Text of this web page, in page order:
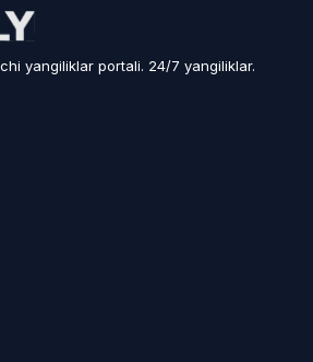
yangiliklar portali. 24/7 yangiliklar.